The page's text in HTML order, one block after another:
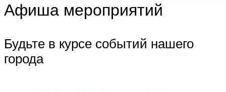
Афиша мероприятий
Будьте в курсе событий нашего
города